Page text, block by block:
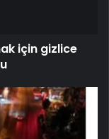
için gizlice